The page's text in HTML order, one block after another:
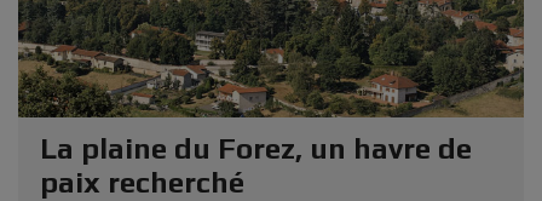
La plaine du Forez, un havre de
paix recherché